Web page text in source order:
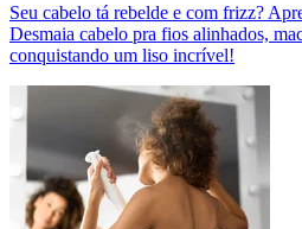
Seu cabelo tá rebelde e com frizz?
Desmaia cabelo pra fios alinhados,
conquistando um liso incrível!